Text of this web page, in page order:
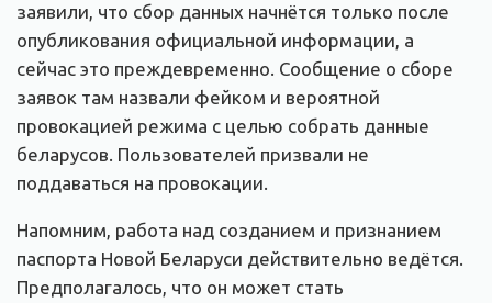
заявили, что сбор данных начнётся только после
опубликования официальной информации, а
сейчас это преждевременно. Сообщение о сборе
заявок там назвали фейком и вероятной
провокацией режима с целью собрать данные
беларусов. Пользователей призвали не
поддаваться на провокации.
Напомним, работа над созданием и признанием
паспорта Новой Беларуси действительно ведётся.
Предполагалось, что он может стать